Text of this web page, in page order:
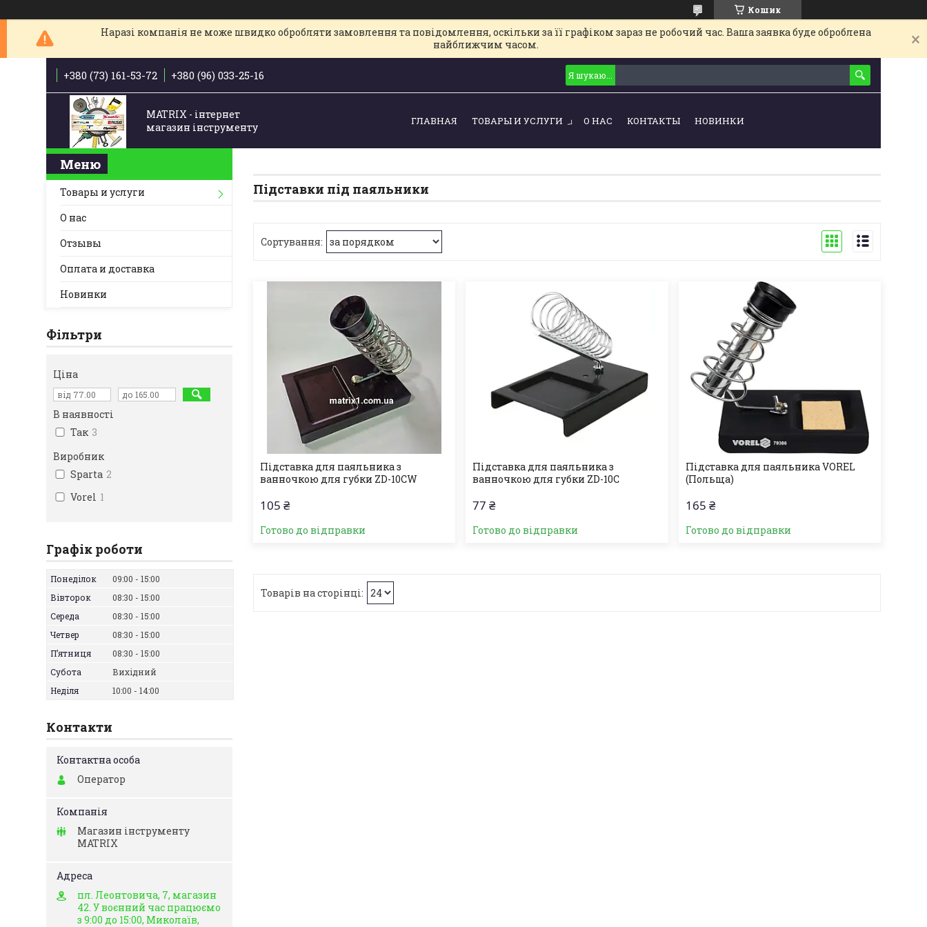
Кошик
Наразі компанія не може швидко обробляти замовлення та повідомлення, оскільки за її графіком зараз не робочий час. Ваша заявка буде оброблена
найближчим часом.
+380 (73) 161-53-72 +380 (96) 033-25-16
MATRIX - інтернет
магазин інструменту
ГЛАВНАЯ ТОВАРЫ И УСЛУГИ О НАС КОНТАКТЫ НОВИНКИ
Підставки під паяльники
Підставка для паяльника з
ванночкою для губки ZD-10СW
105 ₴
Готово до відправки
Підставка для паяльника з
ванночкою для губки ZD-10С
77 ₴
Готово до відправки
Підставка для паяльника VOREL
(Польща)
165 ₴
Готово до відправки
Товары и услуги
О нас
Отзывы
Оплата и доставка
Новинки
Фільтри
Ціна
В наявності
Так 3
Виробник
Sparta 2
Vorel 1
Графік роботи
Понеділок 09:00
15:00
Вівторок
08:30
15:00
Середа
08:30
15:00
Четвер
08:30
15:00
Пʼятниця
08:30
15:00
Субота
Вихідний
Неділя
10:00 14:00
Контакти
Оператор
Магазин інструменту
MATRIX
пл. Леонтовича, 7, магазин
42. У воєнний час працюємо
з 9:00 до 15:00, Миколаїв,